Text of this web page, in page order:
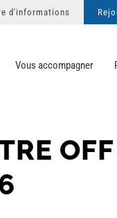
Vous accompagner
d'informations